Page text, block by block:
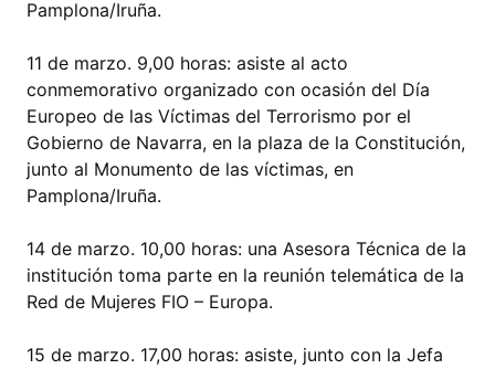
Pamplona/Iruña.
11 de marzo. 9,00 horas: asiste al acto
conmemorativo organizado con ocasión del Día
Europeo de las Víctimas del Terrorismo por el
Gobierno de Navarra, en la plaza de la Constitución,
junto al Monumento de las víctimas, en
Pamplona/Iruña.
14 de marzo. 10,00 horas: una Asesora Técnica de la
institución toma parte en la reunión telemática de la
Red de Mujeres FIO – Europa.
15 de marzo. 17,00 horas: asiste, junto con la Jefa